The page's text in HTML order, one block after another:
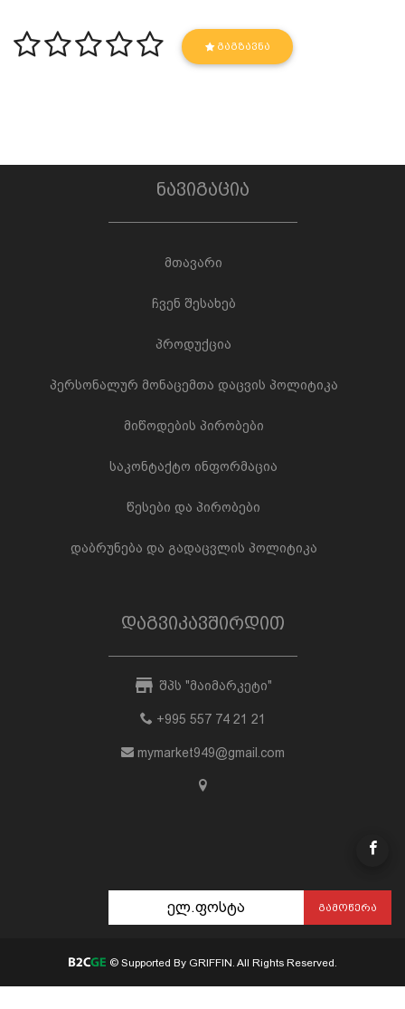
ᲒᲐᲒᲖᲐᲕᲜᲐ
ნავიგაცია
მთავარი
ჩვენ შესახებ
პროდუქცია
პერსონალურ მონაცემთა დაცვის პოლიტიკა
მიწოდების პირობები
საკონტაქტო ინფორმაცია
წესები და პირობები
დაბრუნება და გადაცვლის პოლიტიკა
დაგვიკავშირდით
შპს "მაიმარკეტი"
+995 557 74 21 21
mymarket949@gmail.com
ᲒᲐᲛᲝᲬᲔᲠᲐ
© Supported By GRIFFIN. All Rights Reserved.